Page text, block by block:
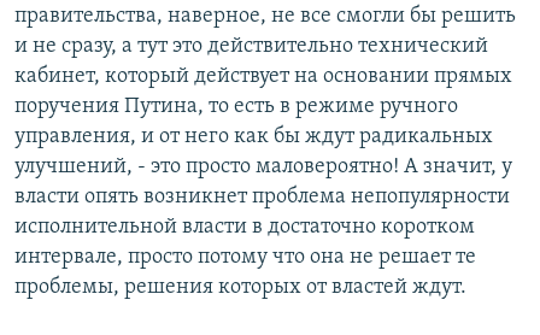
правительства, наверное, не все смогли бы решить
и не сразу, а тут это действительно технический
кабинет, который действует на основании прямых
поручения Путина, то есть в режиме ручного
управления, и от него как бы ждут радикальных
улучшений, - это просто маловероятно! А значит, у
власти опять возникнет проблема непопулярности
исполнительной власти в достаточно коротком
интервале, просто потому что она не решает те
проблемы, решения которых от властей ждут.